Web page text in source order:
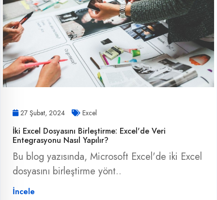
27 Şubat, 2024 Excel
İki Excel Dosyasını Birleştirme: Excel'de Veri
Entegrasyonu Nasıl Yapılır?
Bu blog yazısında, Microsoft Excel'de iki Excel
dosyasını birleştirme yönt..
İncele